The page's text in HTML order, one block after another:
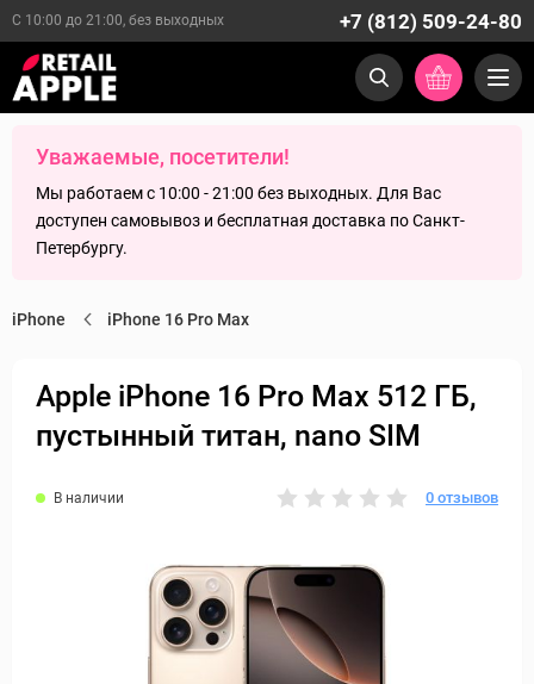
С 10:00 до 21:00, без выходных +7 (812) 509-24-80
Уважаемые, посетители!
Мы работаем с 10:00 - 21:00 без выходных. Для Вас
доступен самовывоз и бесплатная доставка по Санкт-
Петербургу.
iPhone iPhone 16 Pro Max
Apple iPhone 16 Pro Max 512 ГБ,
пустынный титан, nano SIM
В наличии 0 отзывов